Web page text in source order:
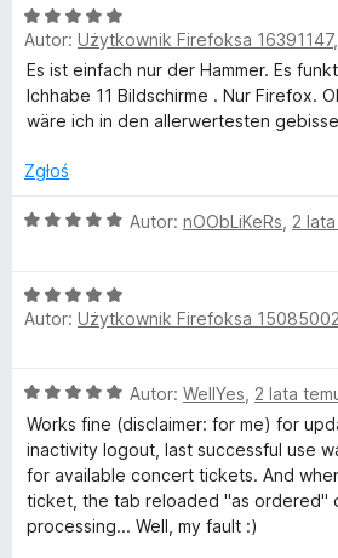
5
O
c
e
n
a
5
5
Autor: Użytkownik Firefoksa 16391147,
Es ist einfach nur der Hammer. Es
Ichhabe 11 Bildschirme . Nur Firefox.
wäre ich in den allerwertesten
Zgłoś
O
n
a
/
5
Autor: nOObLiKeRs 2
O
c
a
:
5
/
5
Autor: Użytkownik Firefoksa 15085002
O
c
e
n
a
:
Autor: WellYes 2 lata
Works fine (disclaimer: for me) for
inactivity logout, last successful use
for available concert tickets. And
ticket, the tab reloaded "as ordered"
processing... Well, my fault :)